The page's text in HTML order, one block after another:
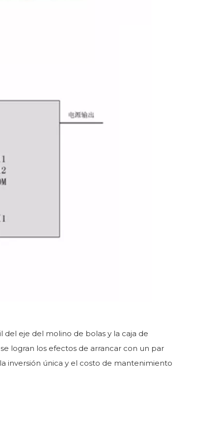
eje del molino de bolas y la caja de
logran los efectos de arrancar con un par
inversión única y el costo de mantenimiento